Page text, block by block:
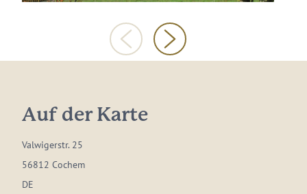
Auf der Karte
Valwigerstr. 25
56812 Cochem
DE